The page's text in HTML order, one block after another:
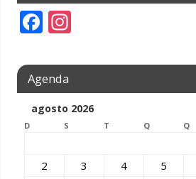
F
ac
e
b
o
k
In
a
gr
a
Agenda
agosto 2026
D S T Q Q
2
3 4 5